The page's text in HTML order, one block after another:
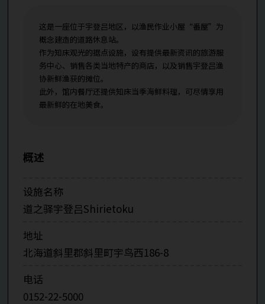
这是一座位于宇登吕地区，以渔民作业小屋“番屋”为
概念建造的道路休息站。
作为知床观光的据点设施，设有提供最新资讯的旅游服
务中心、销售各类当地特产的商店，以及销售宇登吕渔
协新鲜渔获的摊位。
此外，馆内餐厅还提供知床当季海鲜料理，可尽情享用
最新鲜的在地美食。
概述
设施名称
道之驿宇登吕Shirietoku
地址
北海道斜里郡斜里町宇鸟西186-8
电话
0152-22-5000